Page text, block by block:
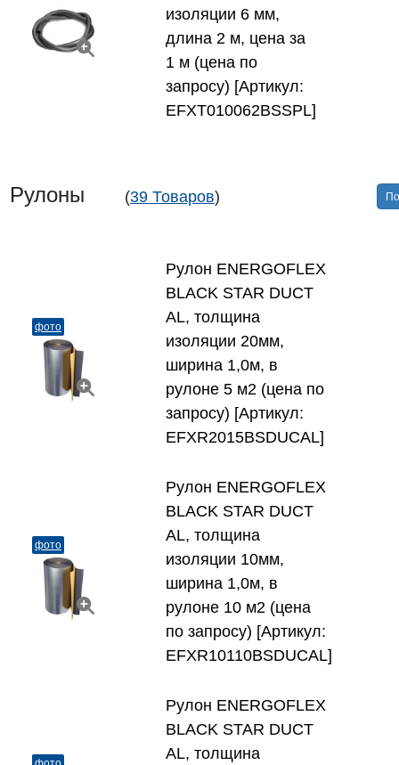
изоляции 6 мм,
длина 2 м, цена за
1 м (цена по
запросу) [Артикул:
EFXT010062BSSPL]
Рулоны (39 Товаров)
фото
Рулон ENERGOFLEX
BLACK STAR DUCT
AL, толщина
изоляции 20мм,
ширина 1,0м, в
рулоне 5 м2 (цена по
запросу) [Артикул:
EFXR2015BSDUCAL]
фото
Рулон ENERGOFLEX
BLACK STAR DUCT
AL, толщина
изоляции 10мм,
ширина 1,0м, в
рулоне 10 м2 (цена
по запросу) [Артикул:
EFXR10110BSDUCAL]
Рулон ENERGOFLEX
BLACK STAR DUCT
AL, толщина